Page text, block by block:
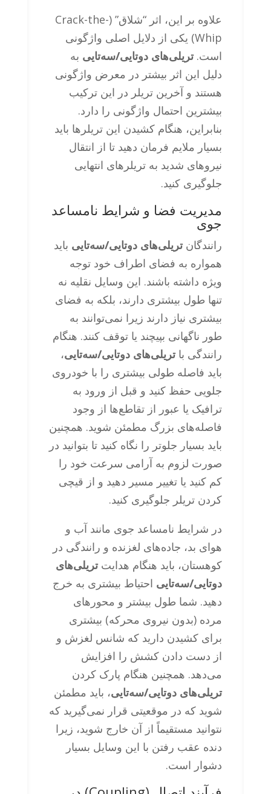
علاوه بر این، اثر “شلاق” (Crack-the-
Whip) یکی از دلایل اصلی واژگونی
است. تریلی‌های دوتایی/سه‌تایی به
دلیل این اثر بیشتر در معرض واژگونی
هستند و آخرین تریلر در این ترکیب
بیشترین احتمال واژگونی را دارد.
بنابراین، هنگام کشیدن این تریلرها باید
بسیار ملایم فرمان دهید تا از انتقال
نیروهای شدید به تریلرهای انتهایی
جلوگیری کنید.
مدیریت فضا و شرایط نامساعد
جوی
رانندگان تریلی‌های دوتایی/سه‌تایی باید
همواره به فضای اطراف خود توجه
ویژه داشته باشند. این وسایل نقلیه نه
تنها طول بیشتری دارند، بلکه به فضای
بیشتری نیاز دارند زیرا نمی‌توانند به
طور ناگهانی بپیچند یا توقف کنند. هنگام
رانندگی با تریلی‌های دوتایی/سه‌تایی،
باید فاصله طولی بیشتری را با خودروی
جلویی حفظ کنید و قبل از ورود به
ترافیک یا عبور از تقاطع‌ها از وجود
فاصله‌های بزرگ مطمئن شوید. همچنین
باید بسیار جلوتر را نگاه کنید تا بتوانید در
صورت لزوم به آرامی سرعت خود را
کم کنید یا تغییر مسیر دهید و از قیچی
کردن تریلر جلوگیری کنید.
در شرایط نامساعد جوی مانند آب و
هوای بد، جاده‌های لغزنده و رانندگی در
کوهستان، باید هنگام هدایت تریلی‌های
دوتایی/سه‌تایی احتیاط بیشتری به خرج
دهید. شما طول بیشتر و محورهای
مرده (بدون نیروی محرکه) بیشتری
برای کشیدن دارید که شانس لغزش و
از دست دادن کشش را افزایش
می‌دهد. همچنین هنگام پارک کردن
تریلی‌های دوتایی/سه‌تایی، باید مطمئن
شوید که در موقعیتی قرار نمی‌گیرید که
نتوانید مستقیماً از آن خارج شوید، زیرا
دنده عقب رفتن با این وسایل بسیار
دشوار است.